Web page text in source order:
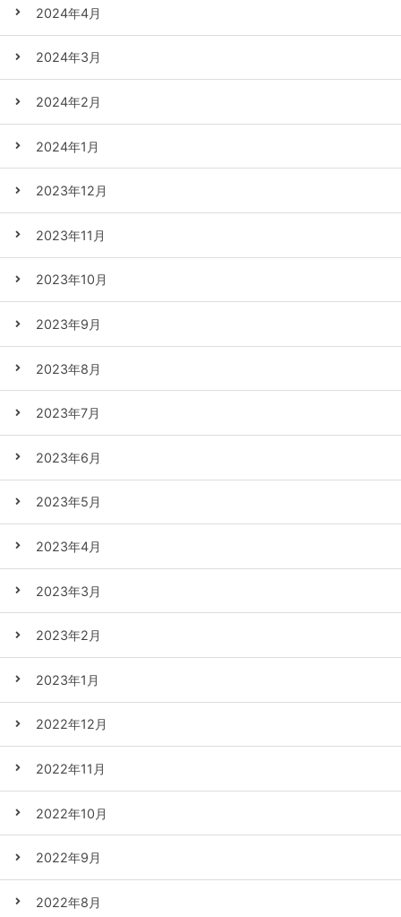
2024年4月
2024年3月
2024年2月
2024年1月
2023年12月
2023年11月
2023年10月
2023年9月
2023年8月
2023年7月
2023年6月
2023年5月
2023年4月
2023年3月
2023年2月
2023年1月
2022年12月
2022年11月
2022年10月
2022年9月
2022年8月